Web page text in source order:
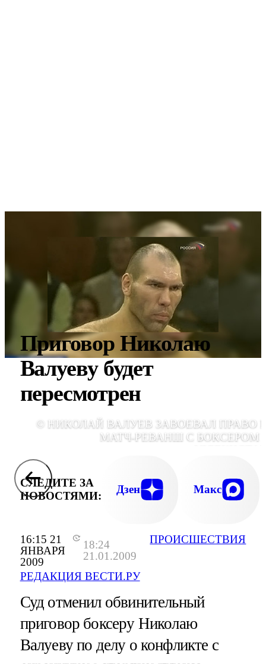
16:15 21
ЯНВАРЯ
2009
18:24
21.01.2009
РЕДАКЦИЯ ВЕСТИ.РУ
ПРОИСШЕСТВИЯ
Приговор Hиколаю
Валуеву будет
пересмотрен
© НИКОЛАЙ ВАЛУЕВ ЗАВОЕВАЛ ПРАВО
МАТЧ-РЕВАНШ С БОКСЕРОМ
СЛЕДИТЕ ЗА
НОВОСТЯМИ:
Дзен Макс
Суд отменил обвинительный
приговор боксеру Hиколаю
Валуеву по делу о конфликте с